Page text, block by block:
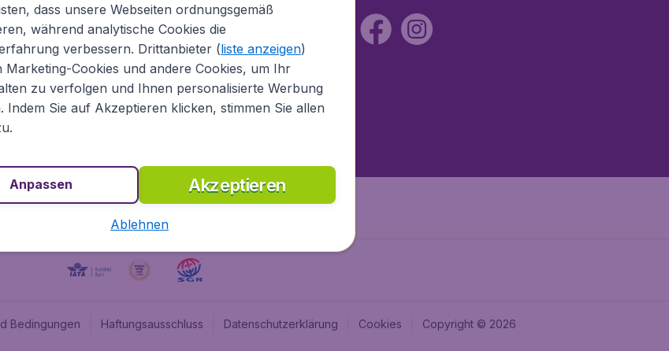
CheapTickets.nl
CheapTickets.be
BudgetAir.fr
BudgetAir.es
BudgetAir.it
Bedingungen Haftungsausschluss Datenschutzerklärung Cookies Copyright © 2026
dass unsere Webseiten ordnungsgemäß
während analytische Cookies die
verbessern. Drittanbieter (liste anzeigen)
Marketing-Cookies und andere Cookies, um Ihr
zu verfolgen und Ihnen personalisierte Werbung
Indem Sie auf Akzeptieren klicken, stimmen Sie allen
Akzeptieren
Anpassen
Ablehnen